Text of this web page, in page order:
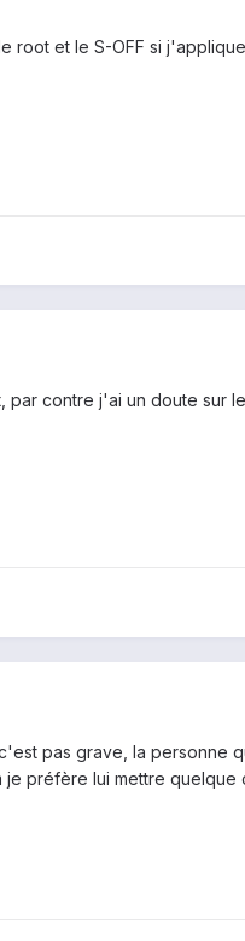
root et le S-OFF si
par contre j'ai un doute sur
pas grave, la personne
je préfère lui mettre quelque